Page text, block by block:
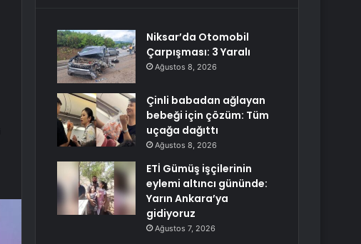
Niksar’da Otomobil
Çarpışması: 3 Yaralı
Ağustos 8, 2026
Çinli babadan ağlayan
bebeği için çözüm: Tüm
uçağa dağıttı
Ağustos 8, 2026
ETİ Gümüş işçilerinin
eylemi altıncı gününde:
Yarın Ankara’ya
gidiyoruz
Ağustos 7, 2026